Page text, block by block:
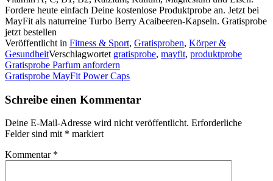
Fordere heute einfach Deine kostenlose Produktprobe an. Jetzt bei
MayFit als naturreine Turbo Berry Acaibeeren-Kapseln. Gratisprobe
jetzt bestellen
Veröffentlicht in Fitness & Sport, Gratisproben, Körper &
GesundheitVerschlagwortet gratisprobe, mayfit, produktprobe
Beitragsnavigation
Gratisprobe Parfum anfordern
Gratisprobe MayFit Power Caps
Schreibe einen Kommentar
Deine E-Mail-Adresse wird nicht veröffentlicht. Erforderliche
Felder sind mit * markiert
Kommentar *